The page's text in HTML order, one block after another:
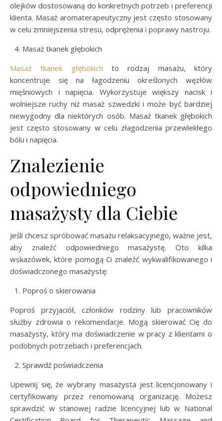
olejków dostosowaną do konkretnych potrzeb i preferencji
klienta. Masaż aromaterapeutyczny jest często stosowany
w celu zmniejszenia stresu, odprężenia i poprawy nastroju.
Masaż tkanek głębokich
Masaż tkanek głębokich to rodzaj masażu, który
koncentruje się na łagodzeniu określonych węzłów
mięśniowych i napięcia. Wykorzystuje większy nacisk i
wolniejsze ruchy niż masaż szwedzki i może być bardziej
niewygodny dla niektórych osób. Masaż tkanek głębokich
jest często stosowany w celu złagodzenia przewlekłego
bólu i napięcia.
Znalezienie
odpowiedniego
masażysty dla Ciebie
Jeśli chcesz spróbować masażu relaksacyjnego, ważne jest,
aby znaleźć odpowiedniego masażystę. Oto kilka
wskazówek, które pomogą Ci znaleźć wykwalifikowanego i
doświadczonego masażystę:
Poproś o skierowania
Poproś przyjaciół, członków rodziny lub pracowników
służby zdrowia o rekomendacje. Mogą skierować Cię do
masażysty, który ma doświadczenie w pracy z klientami o
podobnych potrzebach i preferencjach.
Sprawdź poświadczenia
Upewnij się, że wybrany masażysta jest licencjonowany i
certyfikowany przez renomowaną organizację. Możesz
sprawdzić w stanowej radzie licencyjnej lub w National